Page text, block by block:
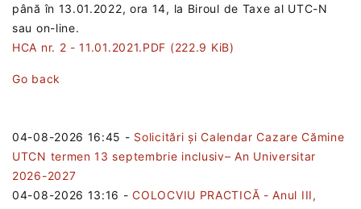
până în 13.01.2022, ora 14, la Biroul de Taxe al UTC-N
sau on-line.
HCA nr. 2 - 11.01.2021.PDF (222.9 KiB)
Go back
04-08-2026 16:45 - Solicitări și Calendar Cazare Cămine
UTCN termen 13 septembrie inclusiv– An Universitar
2026-2027
04-08-2026 13:16 -COLOCVIU PRACTICĂ - Anul III,